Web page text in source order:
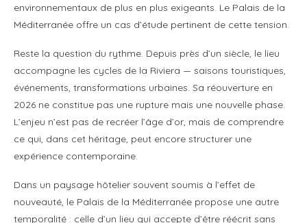
environnementaux de plus en plus exigeants. Le Palais de la
Méditerranée offre un cas d’étude pertinent de cette tension.
Reste la question du rythme. Depuis près d’un siècle, le lieu
accompagne les cycles de la Riviera — saisons touristiques,
événements, transformations urbaines. Sa réouverture en
2026 ne constitue pas une rupture mais une nouvelle phase.
L’enjeu n’est pas de recréer l’âge d’or, mais de comprendre
ce qui, dans cet héritage, peut encore structurer une
expérience contemporaine.
Dans un paysage hôtelier souvent soumis à l’effet de
nouveauté, le Palais de la Méditerranée propose une autre
temporalité : celle d’un lieu qui accepte d’être réécrit sans